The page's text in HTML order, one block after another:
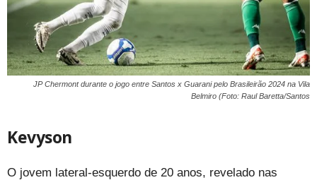
JP Chermont durante o jogo entre Santos x Guarani pelo Brasileirão 2024 na Vila
Belmiro (Foto: Raul Baretta/Santos
Kevyson
O jovem lateral-esquerdo de 20 anos, revelado nas